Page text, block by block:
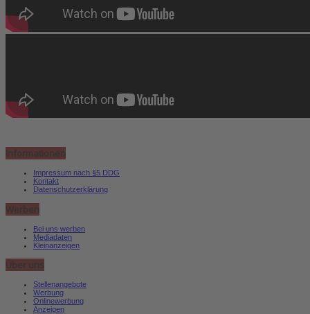
Informationen
Impressum nach §5 DDG
Kontakt
Datenschutzerklärung
Werben
Bei uns werben
Mediadaten
Kleinanzeigen
Über uns
Stellenangebote
Werbung
Onlinewerbung
Anzeigen